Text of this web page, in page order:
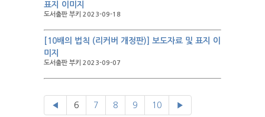
표지 이미지
도서출판 부키 2023-09-18
[10배의 법칙 (리커버 개정판)] 보도자료 및 표지 이
미지
도서출판 부키 2023-09-07
◀ 6 7 8 9 10 ▶